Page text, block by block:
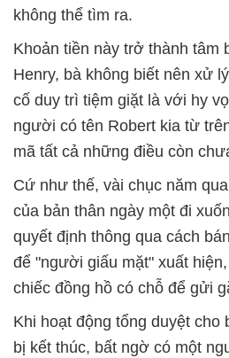
không thể tìm ra.
Khoản tiền này trở thành tâm
Henry, bà không biết nên xử
cố duy trì tiệm giặt là với hy
người có tên Robert kia từ
mã tất cả những điều còn
Cứ như thế, vài chục năm
của bản thân ngày một đi
quyết định thông qua cách
để "người giấu mặt" xuất
chiếc đồng hồ có chỗ để gửi
Khi hoạt động tổng duyệt cho
bị kết thúc, bất ngờ có một